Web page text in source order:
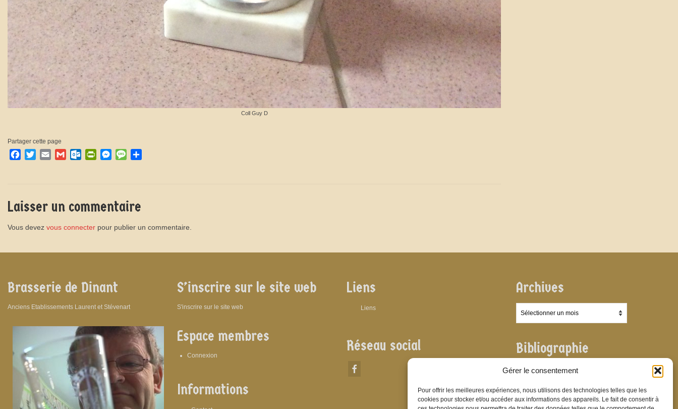
Gérer le consentement
Pour offrir les meilleures expériences, nous utilisons des technologies telles que les
cookies pour stocker et/ou accéder aux informations des appareils. Le fait de consentir à
Coll Guy D
Partager cette page
Facebook
TwitterEmail GmailOutlook.com
PrintFriendly
Messenger
Message
Laisser un commentaire
Vous devez vous connecter pour publier un commentaire.
Brasserie de Dinant
Anciens Etablissements Laurent et Stévenart
S’inscrire sur le site web
S'inscrire sur le site web
Espace membres
Connexion
Informations
Liens
Liens
Réseau social
Archives
Bibliographie
Bibliographie